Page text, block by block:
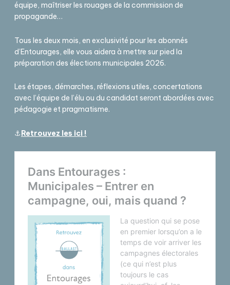
équipe, maîtriser les rouages de la commission de
propagande…
Tous les deux mois, en exclusivité pour les abonnés
d’Entourages, elle vous aidera à mettre sur pied la
préparation des élections municipales 2026.
Les étapes, démarches, réflexions utiles, concertations
avec l’équipe de l’élu ou du candidat seront abordées avec
pédagogie et pragmatisme.
⚓Retrouvez les ici !